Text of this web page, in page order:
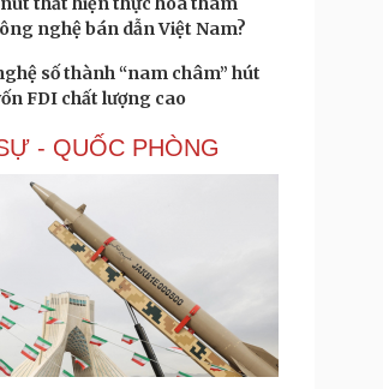
nghệ bán dẫn Việt Nam?
số thành “nam châm” hút
FDI chất lượng cao
- QUỐC PHÒNG